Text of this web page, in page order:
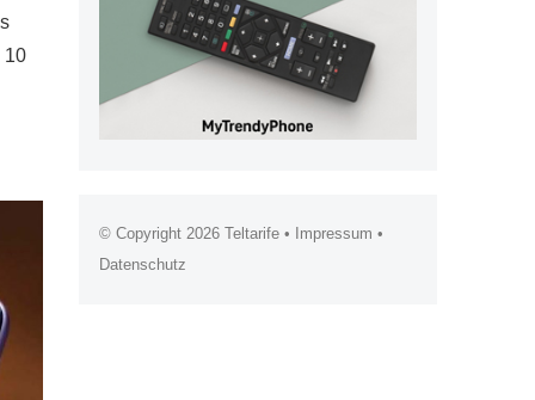
10
© Copyright 2026 Teltarife • Impressum •
Datenschutz